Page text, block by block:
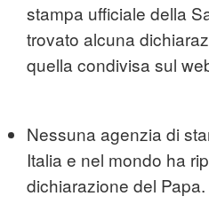
stampa ufficiale della
trovato alcuna
quella condivisa sul
Nessuna agenzia di
Italia e nel mondo ha
dichiarazione del Papa.